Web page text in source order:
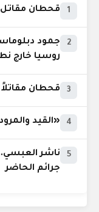
1 قحطان مقاتل
2
جمود
روسيا خارج
3 قحطان مقاتلاً
4 «القيد
5
ناشر
جرائم الحاضر